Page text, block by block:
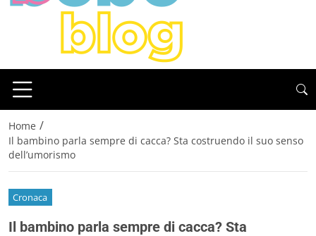
Home /
Il bambino parla sempre di cacca? Sta costruendo il suo senso
dell’umorismo
Cronaca
Il bambino parla sempre di cacca? Sta